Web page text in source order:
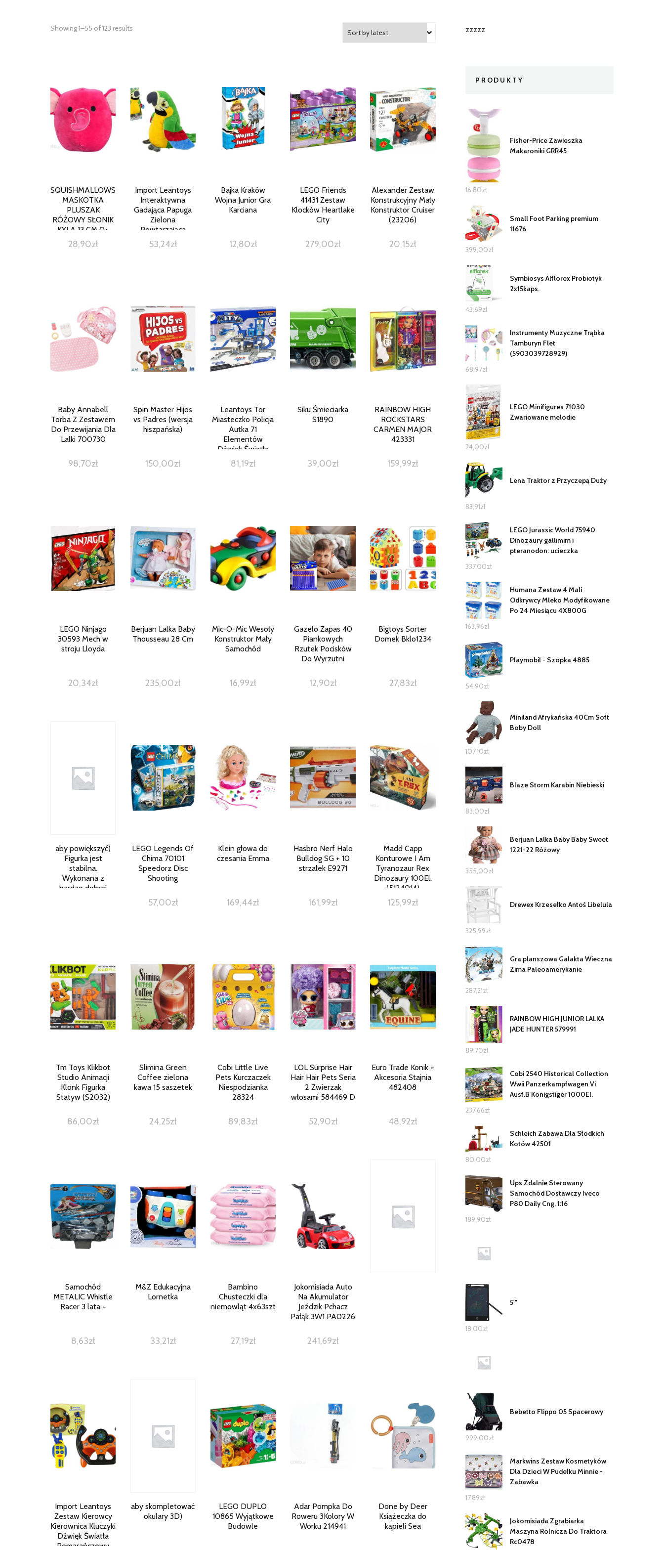
Showing 1–55 of 123 results
SQUISHMALLOWS
MASKOTKA
PLUSZAK
RÓŻOWY SŁONIK
KYLA 13 CM 0+
28,90zł
Import Leantoys
Interaktywna
Gadająca Papuga
Zielona
Powtarzająca
Słowa
53,24zł
Bajka Kraków
Wojna Junior Gra
Karciana
12,80zł
LEGO Friends
41431 Zestaw
Klocków Heartlake
City
279,00zł
Alexander Zestaw
Konstrukcyjny Mały
Konstruktor Cruiser
(23206)
20,15zł
Baby Annabell
Torba Z Zestawem
Do Przewijania Dla
Lalki 700730
98,70zł
Spin Master Hijos
vs Padres (wersja
hiszpańska)
150,00zł
Leantoys Tor
Miasteczko Policja
Autka 71
Elementów
Dźwięk Światła
81,19zł
Siku Śmieciarka
S1890
39,00zł
RAINBOW HIGH
ROCKSTARS
CARMEN MAJOR
423331
159,99zł
LEGO Ninjago
30593 Mech w
stroju Lloyda
20,34zł
Berjuan Lalka Baby
Thousseau 28 Cm
235,00zł
Mic-O-Mic Wesoły
Konstruktor Mały
Samochód
16,99zł
Gazelo Zapas 40
Piankowych
Rzutek Pocisków
Do Wyrzutni
12,90zł
Bigtoys Sorter
Domek Bklo1234
27,83zł
aby powiększyć)
Figurka jest
stabilna.
Wykonana z
bardzo dobrej
LEGO Legends Of
Chima 70101
Speedorz Disc
Shooting
57,00zł
Klein głowa do
czesania Emma
169,44zł
Hasbro Nerf Halo
Bulldog SG + 10
strzałek E9271
161,99zł
Madd Capp
Konturowe I Am
Tyranozaur Rex
Dinozaury 100El.
(5124014)
125,99zł
Tm Toys Klikbot
Studio Animacji
Klonk Figurka
Statyw (S2032)
86,00zł
Slimina Green
Coffee zielona
kawa 15 saszetek
24,25zł
Cobi Little Live
Pets Kurczaczek
Niespodzianka
28324
89,83zł
LOL Surprise Hair
Hair Hair Pets Seria
2 Zwierzak
włosami 584469 D
52,90zł
Euro Trade Konik +
Akcesoria Stajnia
482408
48,92zł
Samochód
METALIC Whistle
Racer 3 lata +
8,63zł
M&Z Edukacyjna
Lornetka
33,21zł
Bambino
Chusteczki dla
niemowląt 4x63szt
27,19zł
Jokomisiada Auto
Na Akumulator
Jeździk Pchacz
Pałąk 3W1 PA0226
241,69zł
Import Leantoys
Zestaw Kierowcy
Kierownica Kluczyki
Dźwięk Światła
Pomarańczowy
aby skompletować
okulary 3D)
LEGO DUPLO
10865 Wyjątkowe
Budowle
Adar Pompka Do
Roweru 3Kolory W
Worku 214941
Done by Deer
Książeczka do
kąpieli Sea
zzzzz
PRODUKTY
Fisher-Price Zawieszka
Makaroniki GRR45
16,80zł
Small Foot Parking premium
11676
399,00zł
Symbiosys Alflorex Probiotyk
2x15kaps.
43,69zł
Instrumenty Muzyczne Trąbka
Tamburyn Flet
(5903039728929)
68,97zł
LEGO Minifigures 71030
Zwariowane melodie
24,00zł
Lena Traktor z Przyczepą Duży
83,91zł
LEGO Jurassic World 75940
Dinozaury gallimim i
pteranodon: ucieczka
337,00zł
Humana Zestaw 4 Mali
Odkrywcy Mleko Modyfikowane
Po 24 Miesiącu 4X800G
163,96zł
Playmobil - Szopka 4885
54,90zł
Miniland Afrykańska 40Cm Soft
Boby Doll
107,10zł
Blaze Storm Karabin Niebieski
83,00zł
Berjuan Lalka Baby Baby Sweet
1221-22 Różowy
355,00zł
Drewex Krzesełko Antoś Libelula
325,99zł
Gra planszowa Galakta Wieczna
Zima Paleoamerykanie
287,21zł
RAINBOW HIGH JUNIOR LALKA
JADE HUNTER 579991
89,70zł
Cobi 2540 Historical Collection
Wwii Panzerkampfwagen Vi
Ausf.B Konigstiger 1000El.
237,66zł
Schleich Zabawa Dla Słodkich
Kotów 42501
80,00zł
Ups Zdalnie Sterowany
Samochód Dostawczy Iveco
P80 Daily Cng, 1:16
189,90zł
5'"
18,00zł
Bebetto Flippo 05 Spacerowy
999,00zł
Markwins Zestaw Kosmetyków
Dla Dzieci W Pudełku Minnie -
Zabawka
17,89zł
Jokomisiada Zgrabiarka
Maszyna Rolnicza Do Traktora
Rc0478